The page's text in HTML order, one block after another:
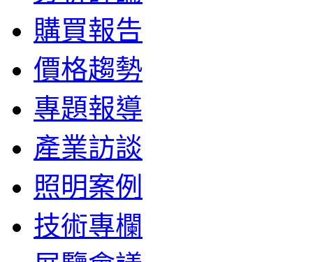
購買報告
價格趨勢
專題報導
產業訪談
照明案例
技術專欄